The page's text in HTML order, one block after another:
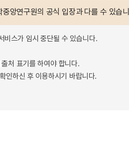
앙연구원의 공식 입장과 다를 수 있습
비스가 임시 중단될 수 있습니다.
처 표기를 하여야 합니다.
인하신 후 이용하시기 바랍니다.